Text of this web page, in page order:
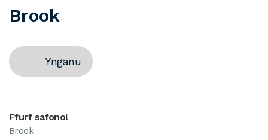
Brook
Ynganu
Ffurf safonol
Brook